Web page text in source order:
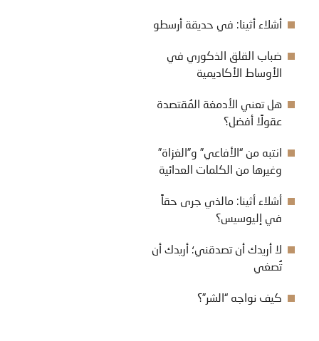
أشلاء أثينا: في حديقة أرسطو
ضباب القلق الذكوري في
الأوساط الأكاديمية
هل تعني الأدمغة المُقتصدة
عقولًا أفضل؟
انتبه من “الأفاعي” و”الغزاة”
وغيرها من الكلمات العدائية
أشلاء أثينا: مالذي جرى حقاً
في إليوسيس؟
لا أريدك أن تصدقني؛ أريدك أن
تُصغي
كيف نواجه “الشر”؟